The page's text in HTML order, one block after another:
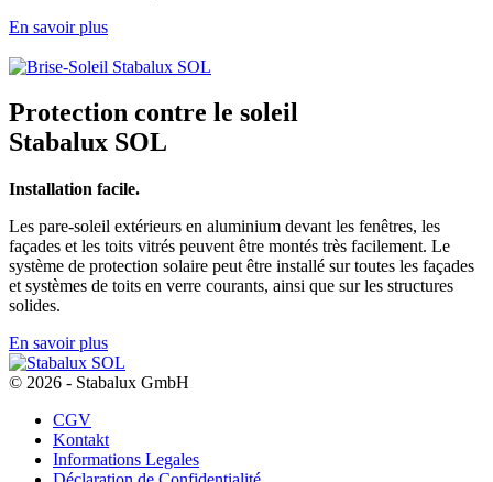
En savoir plus
Protection contre le soleil
Stabalux SOL
Installation facile.
Les pare-soleil extérieurs en aluminium devant les fenêtres, les
façades et les toits vitrés peuvent être montés très facilement. Le
système de protection solaire peut être installé sur toutes les façades
et systèmes de toits en verre courants, ainsi que sur les structures
solides.
En savoir plus
© 2026 - Stabalux GmbH
CGV
Kontakt
Informations Legales